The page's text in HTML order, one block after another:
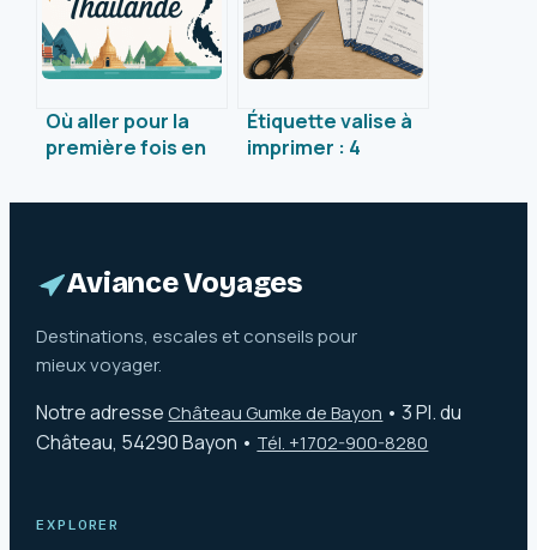
Où aller pour la
première fois en
guide des
Étiquette valise à
imprimer : 4
sécuriser vos
Aviance Voyages
Destinations, escales et conseils pour
mieux voyager.
Notre adresse Château Gumke de Bayon •3 Pl. du
Château, 54290 Bayon • Tél. +1702-900-8280
EXPLORER